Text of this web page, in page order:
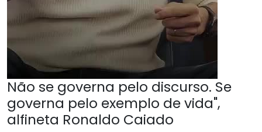
Não se governa pelo discurso. Se
governa pelo exemplo de vida",
alfineta Ronaldo Caiado